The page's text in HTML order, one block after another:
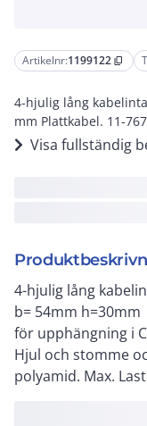
Artikelnr:1199122 content_copy
4-hjulig lång
mm Plattkabel. 11-767
Visa fullständig
4-hjulig lång
b= 54mm h=30mm
för upphängning i
Hjul och stomme
polyamid. Max.